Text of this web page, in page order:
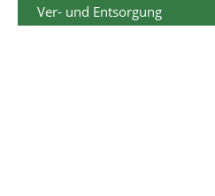
Ver- und Entsorgung